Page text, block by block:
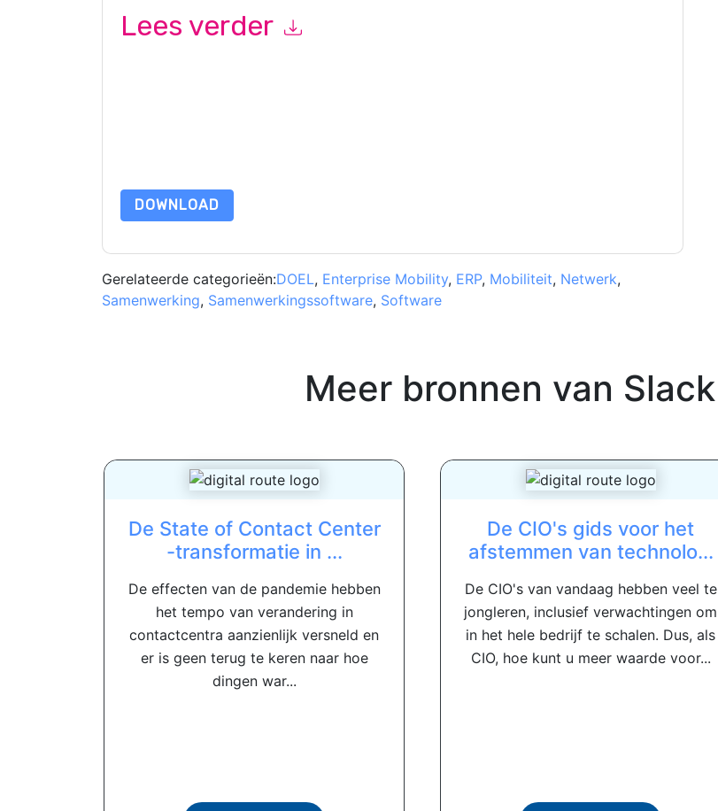
Lees verder
DOWNLOAD
Gerelateerde categorieën:DOEL, Enterprise Mobility, ERP, Mobiliteit, Netwerk,
Samenwerking, Samenwerkingssoftware, Software
Meer bronnen van Slack
De State of Contact Center
-transformatie in ...
De effecten van de pandemie hebben
het tempo van verandering in
contactcentra aanzienlijk versneld en
er is geen terug te keren naar hoe
dingen war...
De CIO's gids voor het
afstemmen van technolo...
De CIO's van vandaag hebben veel te
jongleren, inclusief verwachtingen om
in het hele bedrijf te schalen. Dus, als
CIO, hoe kunt u meer waarde voor...